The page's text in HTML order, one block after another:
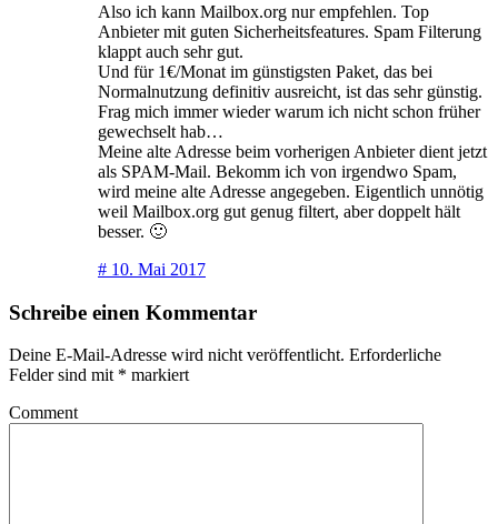
Also ich kann Mailbox.org nur empfehlen. Top
Anbieter mit guten Sicherheitsfeatures. Spam Filterung
klappt auch sehr gut.
Und für 1€/Monat im günstigsten Paket, das bei
Normalnutzung definitiv ausreicht, ist das sehr günstig.
Frag mich immer wieder warum ich nicht schon früher
gewechselt hab…
Meine alte Adresse beim vorherigen Anbieter dient jetzt
als SPAM-Mail. Bekomm ich von irgendwo Spam,
wird meine alte Adresse angegeben. Eigentlich unnötig
weil Mailbox.org gut genug filtert, aber doppelt hält
besser. 🙂
# 10. Mai 2017
Schreibe einen Kommentar
Deine E-Mail-Adresse wird nicht veröffentlicht. Erforderliche
Felder sind mit * markiert
Comment